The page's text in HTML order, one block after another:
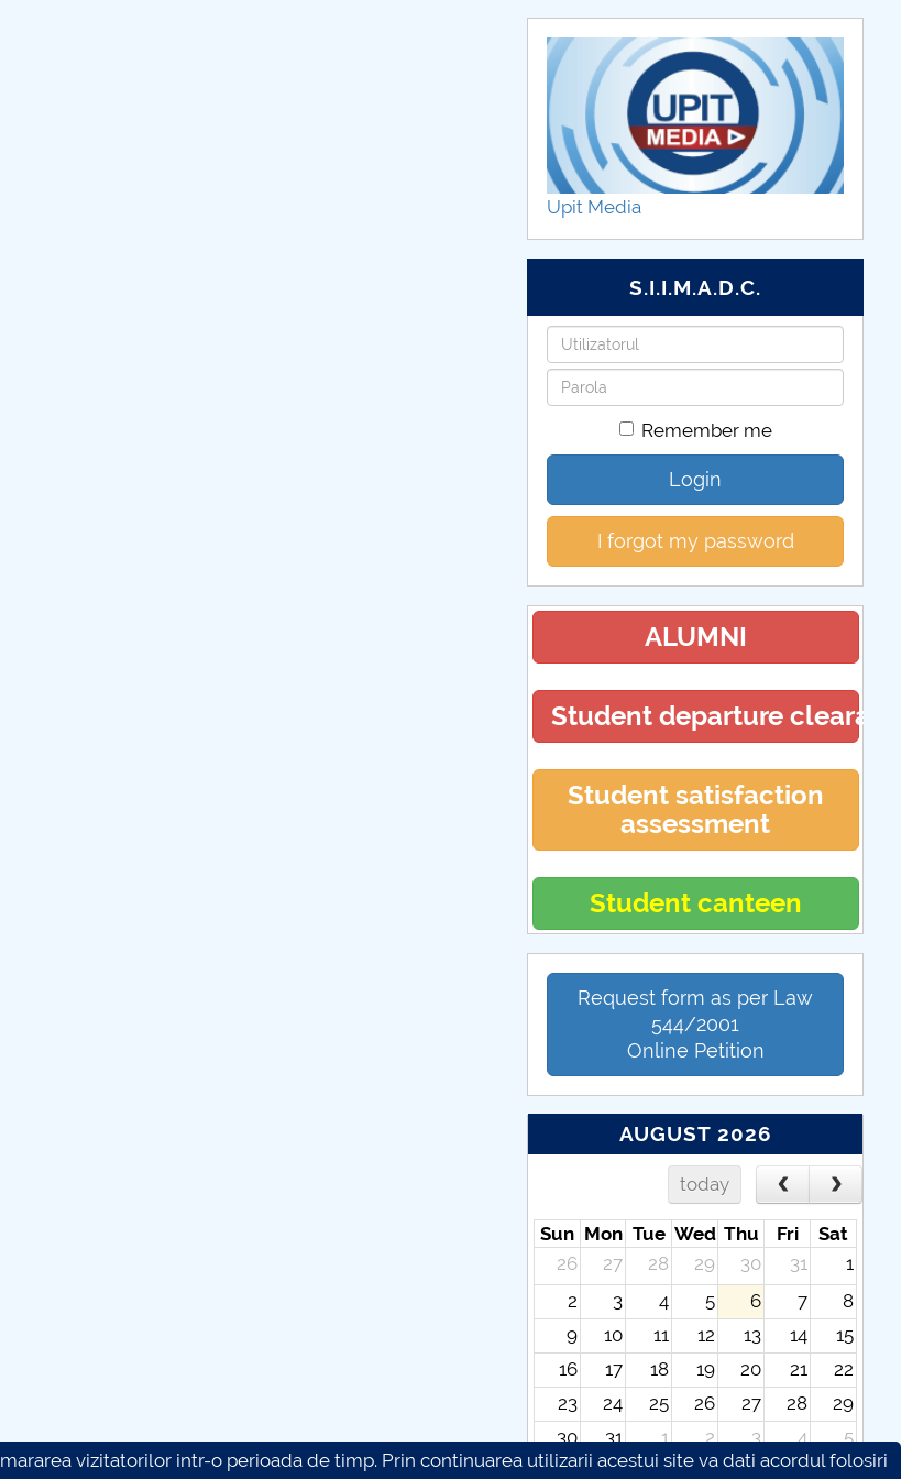
Upit Media
S.I.I.M.A.D.C.
Username
Password
Remember me
Login
I forgot my password
ALUMNI
Student departure
Student satisfaction
assessment
Student canteen
Request form as per Law
544/2001
Online Petition
AUGUST 2026
today
Sun Mon Tue Wed Thu Fri
Sat
26
27 28 29 30 31
1
2
3 4 5 6 7
8
9
10 11 12 13 14
15
16
17 18 19 20 21
22
23
24 25 26 27 28
29
30
31 1 2 3 4
5
vizitatorilor intr-o perioada de timp. Prin continuarea utilizarii acestui site va dati acordul folosiri